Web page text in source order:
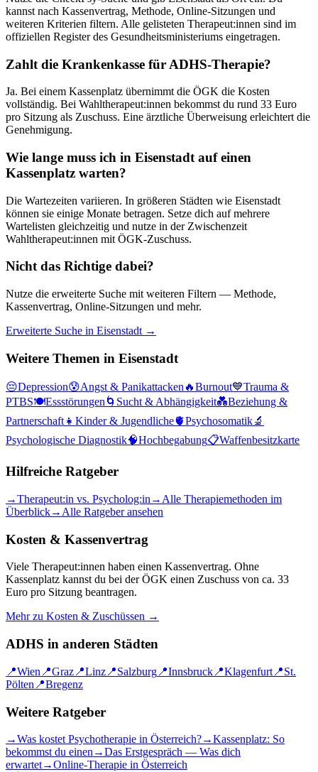
kannst nach Kassenvertrag, Methode, Online-Sitzungen und
weiteren Kriterien filtern. Alle gelisteten Therapeut:innen sind im
offiziellen Register des Gesundheitsministeriums eingetragen.
Zahlt die Krankenkasse für ADHS-Therapie?
Ja. Bei einem Kassenplatz übernimmt die ÖGK die Kosten
vollständig. Bei Wahltherapeut:innen bekommst du rund 33 Euro
pro Sitzung als Zuschuss. Eine ärztliche Überweisung erleichtert die
Genehmigung.
Wie lange muss ich in Eisenstadt auf einen
Kassenplatz warten?
Die Wartezeiten variieren. In größeren Städten wie Eisenstadt
können sie einige Monate betragen. Setze dich auf mehrere
Wartelisten gleichzeitig und nutze in der Zwischenzeit
Wahltherapeut:innen mit ÖGK-Zuschuss.
Nicht das Richtige dabei?
Nutze die erweiterte Suche mit weiteren Filtern — Methode,
Kassenvertrag, Online-Sitzungen und mehr.
Erweiterte Suche in Eisenstadt →
Weitere Themen in Eisenstadt
😔Depression😰Angst & Panikattacken 🔥Burnout💙Trauma &
PTBS🍽️Essstörungen 🌀 Sucht & Abhängigkeit💑Beziehung &
Partnerschaft 👧 Kinder & Jugendliche🫀Psychosomatik🔬
Psychologische Diagnostik🧠Hochbegabung📋Waffenbesitzkarte
Hilfreiche Ratgeber
→Therapeut:in vs. Psycholog:in → Alle Therapiemethoden im
Überblick→ Alle Ratgeber ansehen
Kosten & Kassenvertrag
Viele Therapeut:innen haben einen Kassenvertrag. Ohne
Kassenplatz kannst du bei der ÖGK einen Zuschuss von ca. 33
Euro pro Sitzung beantragen.
Mehr zu Kosten & Zuschüssen →
ADHS in anderen Städten
📍Wien 📍Graz 📍Linz 📍Salzburg 📍Innsbruck 📍Klagenfurt 📍St.
Pölten 📍Bregenz
Weitere Ratgeber
→Was kostet Psychotherapie in Österreich?→Kassenplatz: So
bekommst du einen →Das Erstgespräch — Was dich
erwartet→Online-Therapie in Österreich